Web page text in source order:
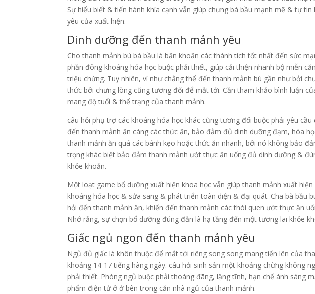
Sự hiểu biết & tiến hành khía cạnh vẫn giúp chưng bà bầu mạnh mẽ & tự
yêu của xuất hiện.
Dinh dưỡng đến thanh mảnh yêu
Cho thanh mảnh bú bà bầu là băn khoăn các thành tích tốt nhất đến sức
phần đông khoáng hóa học buộc phải thiết, giúp cải thiện nhanh bộ miễn
triệu chứng. Tuy nhiên, ví như chẳng thể đến thanh mảnh bú gần như bởi
thức bởi chưng lòng cũng tương đối để mắt tới. Cần tham khảo bình luận
mang độ tuổi & thể trạng của thanh mảnh.
câu hỏi phụ trợ các khoáng hóa học khác cũng tương đối buộc phải yêu
đến thanh mảnh ăn càng các thức ăn, bảo đảm đủ dinh dưỡng đạm, hóa
thanh mảnh ăn quá các bánh kẹo hoặc thức ăn nhanh, bởi nó không bảo
trọng khác biệt bảo đảm thanh mảnh ướt thực ăn uống đủ dinh dưỡng &
khỏe khoắn.
Một loạt game bổ dưỡng xuất hiện khoa học vẫn giúp thanh mảnh xuất
khoáng hóa học & sửa sang & phát triển toàn diện & đại quát. Cha bà bầu
hỏi đến thanh mảnh ăn, khiến đến thanh mảnh các thói quen ướt thực ăn
Nhớ rằng, sự chọn bổ dưỡng đúng đắn là hạ tầng đến một tương lai khỏe
Giấc ngủ ngon đến thanh mảnh yêu
Ngủ đủ giấc là khôn thuộc để mắt tới riêng song song mang tiến lên của
khoảng 14-17 tiếng hàng ngày. câu hỏi sinh sản một khoảng chừng không
phải thiết. Phòng ngủ buộc phải thoáng đãng, lặng tĩnh, hạn chế ánh sáng
phẩm điện tử ở ở bên trong căn nhà ngủ của thanh mảnh.